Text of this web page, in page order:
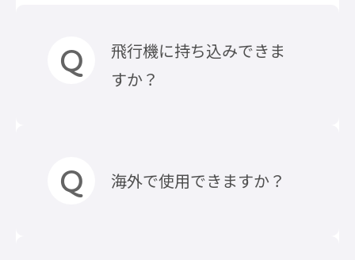
飛行機に持ち込みできま
すか？
ます。※機内持ち込みの詳細につ
海外で使用できますか？